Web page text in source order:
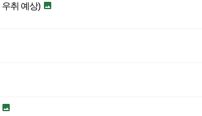
우취 예상) 
